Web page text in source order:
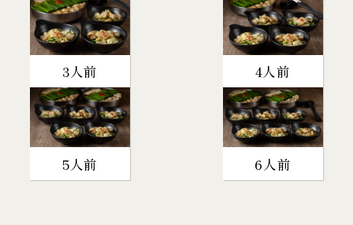
3人前 4人前
5人前 6人前